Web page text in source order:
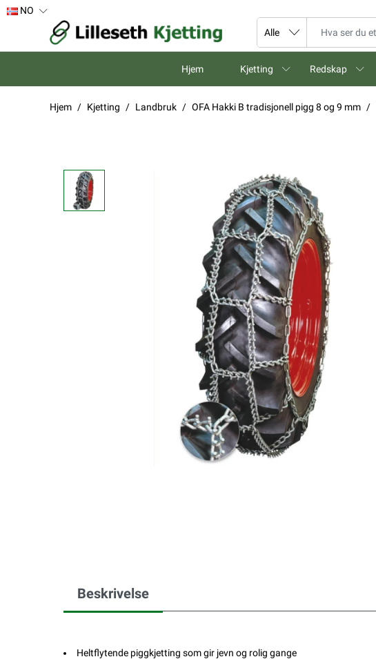
NO
Hjem Kjetting Redskap
Hjem Kjetting Landbruk OFA Hakki B tradisjonell pigg 8 og 9 mm
Beskrivelse
Heltflytende piggkjetting som gir jevn og rolig gange